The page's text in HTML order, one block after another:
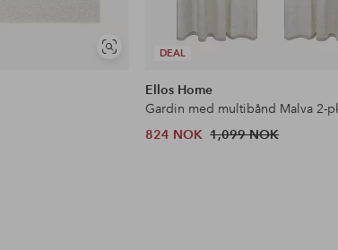
Vis
DEAL
Ellos Home
824 NOK 1,099 NOK